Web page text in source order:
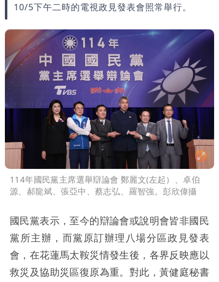
像」 憤怒發聲：已截圖
最新風雨預測！今天「9地區」達停班課
標準
姜厚任自爆「和女友前夫是好友」 駁斥
小三傳言：你在講三小？
10/5下午二時的電視政見發表會照常舉行。
114年國民黨主席選舉辯論會 鄭麗文(左起）、卓伯
源、郝龍斌、張亞中、蔡志弘、羅智強。彭欣偉攝
國民黨表示，至今的辯論會或說明會皆非國民
黨所主辦，而黨原訂辦理八場分區政見發表
會，在花蓮馬太鞍災情發生後，各界反映應以
救災及協助災區復原為重。對此，黃健庭秘書